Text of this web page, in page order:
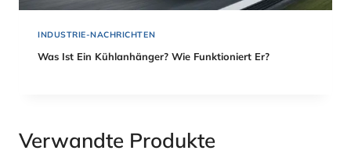
INDUSTRIE-NACHRICHTEN
Was Ist Ein Kühlanhänger? Wie Funktioniert Er?
Verwandte Produkte